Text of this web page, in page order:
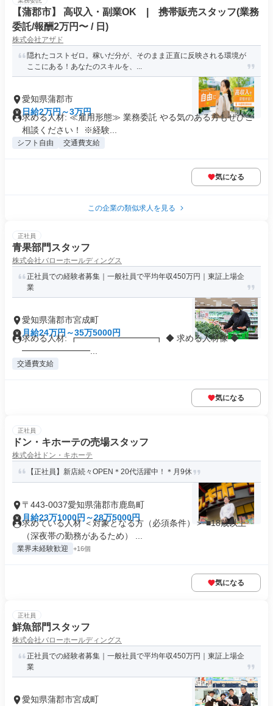
【蒲郡市】 高収入・副業OK | 携帯販売スタッフ(業務
委託/報酬2万円〜 / 日)
株式会社アザド
隠れたコストゼロ。稼いだ分が、そのまま正直に反映される環境が
ここにある！あなたのスキルを、...
愛知県蒲郡市
日給2万円～3万円
求める人材: ≪雇用形態≫ 業務委託 やる気のある方もぜひご
相談ください！ ※経験...
シフト自由 交通費支給
気になる
この企業の類似求人を見る
正社員
青果部門スタッフ
株式会社バローホールディングス
正社員での経験者募集｜一般社員で平均年収450万円｜東証上場企
業
愛知県蒲郡市宮成町
月給24万円～35万5000円
求める人材: ┏━━━━━━━━━┓ ◆ 求める人材像 ◆ ┗━
━━━━━━━━...
交通費支給
気になる
正社員
ドン・キホーテの売場スタッフ
株式会社ドン・キホーテ
【正社員】新店続々OPEN＊20代活躍中！＊月9休
〒443-0037愛知県蒲郡市鹿島町
月給23万1000円～28万5000円
求めている人材 ＜対象となる方（必須条件）＞ ■18歳以上
（深夜帯の勤務があるため） ...
業界未経験歓迎 +16個
気になる
正社員
鮮魚部門スタッフ
株式会社バローホールディングス
正社員での経験者募集｜一般社員で平均年収450万円｜東証上場企
業
愛知県蒲郡市宮成町